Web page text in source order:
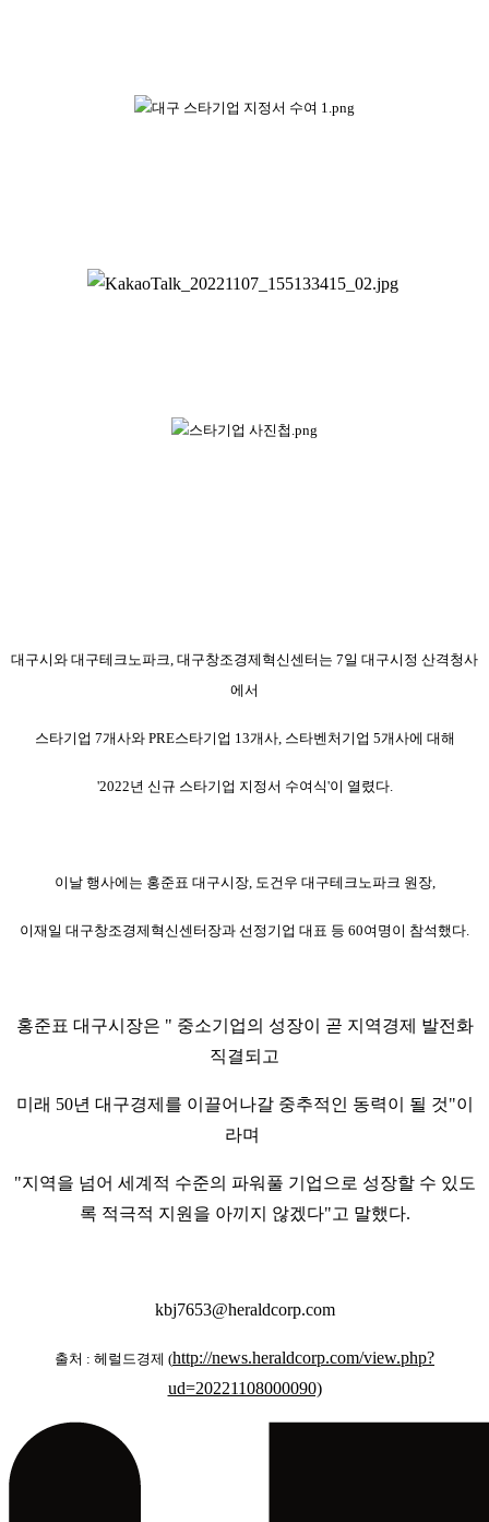
대구시와 대구테크노파크, 대구창조경제혁신센터는 7일 대구시정 산격청사
에서
스타기업 7개사와 PRE스타기업 13개사, 스타벤처기업 5개사에 대해
'2022년 신규 스타기업 지정서 수여식'이 열렸다.
이날 행사에는 홍준표 대구시장, 도건우 대구테크노파크 원장,
이재일 대구창조경제혁신센터장과 선정기업 대표 등 60여명이 참석했다.
홍준표 대구시장은 " 중소기업의 성장이 곧 지역경제 발전화
직결되고
미래 50년 대구경제를 이끌어나갈 중추적인 동력이 될 것"이
라며
"지역을 넘어 세계적 수준의 파워풀 기업으로 성장할 수 있도
록 적극적 지원을 아끼지 않겠다"고 말했다.
kbj7653@heraldcorp.com
출처 : 헤럴드경제 (http://news.heraldcorp.com/view.php?
ud=20221108000090)